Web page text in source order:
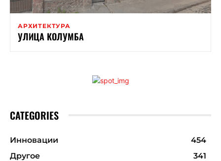
АРХИТЕКТУРА
УЛИЦА КОЛУМБА
CATEGORIES
Инновации
454
Другое
341